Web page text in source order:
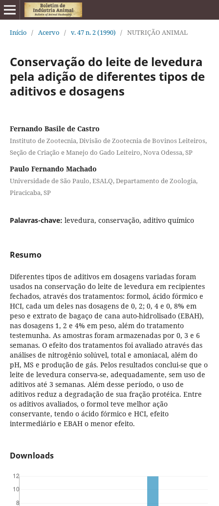
Início / Acervo / v. 47 n. 2 (1990) / NUTRIÇÃO ANIMAL
Conservação do leite de levedura
pela adição de diferentes tipos de
aditivos e dosagens
Fernando Basile de Castro
Instituto de Zootecnia, Divisão de Zootecnia de Bovinos Leiteiros,
Seção de Criação e Manejo do Gado Leiteiro, Nova Odessa, SP
Paulo Fernando Machado
Universidade de São Paulo, ESALQ, Departamento de Zoologia,
Piracicaba, SP
Palavras-chave: levedura, conservação, aditivo químico
Resumo
Diferentes tipos de aditivos em dosagens variadas foram
usados na conservação do leite de levedura em recipientes
fechados, através dos tratamentos: formol, ácido fórmico e
HCI, cada um deles nas dosagens de 0, 2; 0, 4 e 0, 8% em
peso e extrato de bagaço de cana auto-hidrolisado (EBAH),
nas dosagens 1, 2 e 4% em peso, além do tratamento
testemunha. As amostras foram armazenadas por 0, 3 e 6
semanas. O efeito dos tratamentos foi avaliado através das
análises de nitrogênio solúvel, total e amoniacal, além do
pH, MS e produção de gás. Pelos resultados conclui-se que o
leite de levedura conserva-se, adequadamente, sem uso de
aditivos até 3 semanas. Além desse período, o uso de
aditivos reduz a degradação de sua fração protéica. Entre
os aditivos avaliados, o formol teve melhor ação
conservante, tendo o ácido fórmico e HCI, efeito
intermediário e EBAH o menor efeito.
Downloads